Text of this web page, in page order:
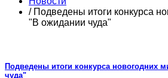
/ Подведены итоги конкурса
"В ожидании чуда"
Подведены итоги конкурса новогодних
чуда"